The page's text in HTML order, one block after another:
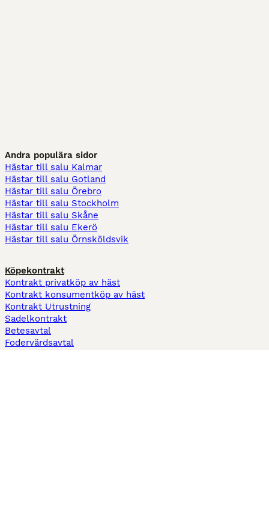
Andra populära sidor
Hästar till salu Kalmar
Hästar till salu Gotland
Hästar till salu Örebro
Hästar till salu Stockholm
Hästar till salu Skåne
Hästar till salu Ekerö
Hästar till salu Örnsköldsvik
Köpekontrakt
Kontrakt privatköp av häst
Kontrakt konsumentköp av häst
Kontrakt Utrustning
Sadelkontrakt
Betesavtal
Fodervärdsavtal